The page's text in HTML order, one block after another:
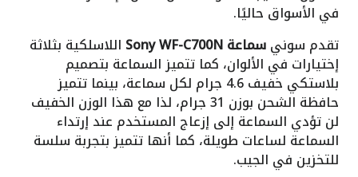
في الأسواق حاليًا.
تقدم سونيسماعة Sony WF-C700N اللاسلكية بثلاثة
إختيارات في الألوان، كما تتميز السماعة بتصميم
بلاستكي خفيف 4.6 جرام لكل سماعة، بينما تتميز
حافظة الشحن بوزن 31 جرام، لذا مع هذا الوزن الخفيف
لن تؤدي السماعة إلى إزعاج المستخدم عند إرتداء
السماعة لساعات طويلة، كما أنها تتميز بتجربة سلسة
للتخزين في الجيب.